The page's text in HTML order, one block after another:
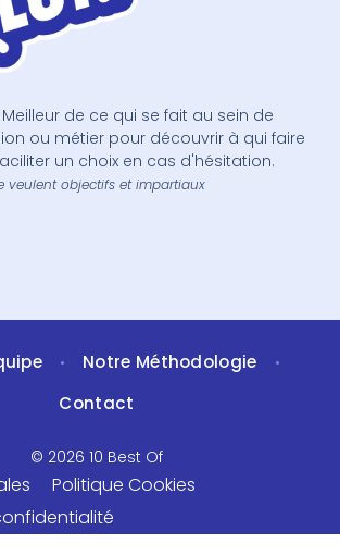
de ce qui se fait au sein de
ou métier pour découvrir à qui faire
un choix en cas d'hésitation.
veulent objectifs et impartiaux
• Notre Méthodologie •
Contact
© 2026 10 Best Of
Politique Cookies